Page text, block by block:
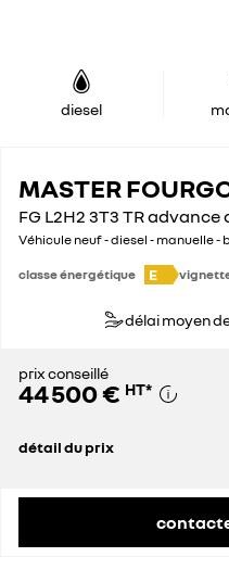
diesel
MASTER
FG L2H2 3T3 TR advance
Véhicule neuf - diesel - manuelle -
classe énergétique E
délai moyen
prix conseillé
44 500 € HT*
détail du prix